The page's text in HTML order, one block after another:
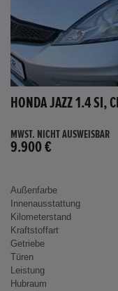
MWST. NICHT AUSWEISBAR
9.900 €
Außenfarbe
Innenausstattung
Kilometerstand
Kraftstoffart
Getriebe
Türen
Leistung
Hubraum